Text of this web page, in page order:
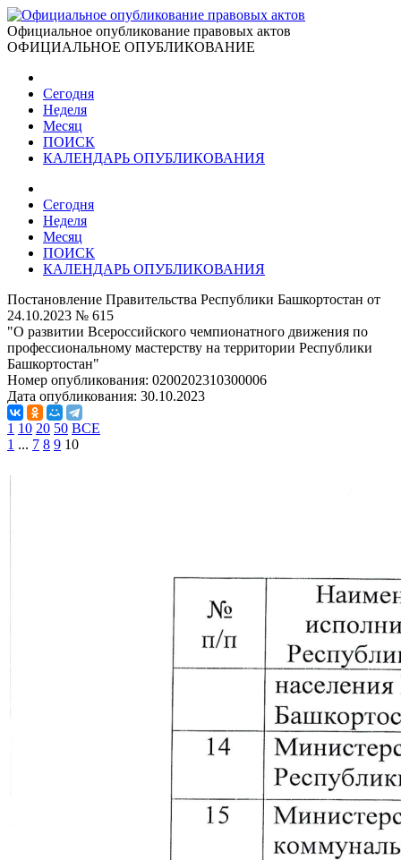
Официальное опубликование правовых актов
ОФИЦИАЛЬНОЕ ОПУБЛИКОВАНИЕ
Сегодня
Неделя
Месяц
ПОИСК
КАЛЕНДАРЬ ОПУБЛИКОВАНИЯ
Сегодня
Неделя
Месяц
ПОИСК
КАЛЕНДАРЬ ОПУБЛИКОВАНИЯ
Постановление Правительства Республики Башкортостан от
24.10.2023 № 615
"О развитии Всероссийского чемпионатного движения по
профессиональному мастерству на территории Республики
Башкортостан"
Номер опубликования: 0200202310300006
Дата опубликования: 30.10.2023
1 10 20 50 ВСЕ
1 ... 7 8 9 10